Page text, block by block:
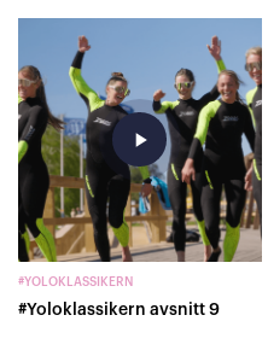
play_arrow
#YOLOKLASSIKERN
#Yoloklassikern avsnitt 9